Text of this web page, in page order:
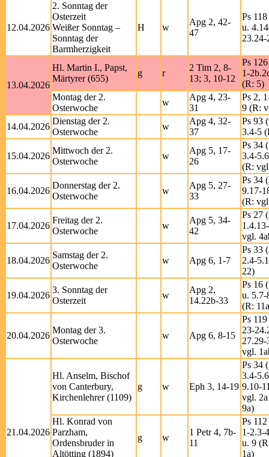
12.04.2026
2. Sonntag der
Osterzeit
Weißer Sonntag –
Sonntag der
Barmherzigkeit
H w
Apg 2, 42-
47
Ps
u.
13.04.2026
Hl. Martin I., Papst,
Märtyrer (655)
g r
2 Tim 2, 8-
13; 3, 10-12
Ps
1-
(R: 5)
Montag der 2.
Osterwoche
w
Apg 4, 23-
31
Ps 2,
9 (R:
14.04.2026
Dienstag der 2.
Osterwoche
w
Apg 4, 32-
37
Ps 93
3.4-5
15.04.2026
Mittwoch der 2.
Osterwoche
w
Apg 5, 17-
26
Ps 34
3.4-
(R:
16.04.2026
Donnerstag der 2.
Osterwoche
w
Apg 5, 27-
33
Ps 34
9.17-
(R:
17.04.2026
Freitag der 2.
Osterwoche
w
Apg 5, 34-
42
Ps 27
vgl.
18.04.2026
Samstag der 2.
Osterwoche
w Apg 6, 1-7
Ps 33
2.4-
22)
19.04.2026
3. Sonntag der
Osterzeit
w
Apg 2,
14.22b-33
Ps 16
u. 5.7-
(R:
20.04.2026
Montag der 3.
Osterwoche
w Apg 6, 8-15
Ps
23-
vgl.
21.04.2026
Hl. Anselm, Bischof
von Canterbury,
Kirchenlehrer (1109)
g w Eph 3, 14-19
Ps 34
3.4-
9.10-
vgl.
9a)
Hl. Konrad von
Parzham,
Ordensbruder in
Altötting (1894)
g w
1 Petr 4, 7b-
11
Ps
1-2.3-
u. 9
1a)